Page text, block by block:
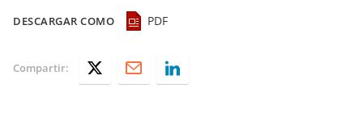
DESCARGAR COMO PDF
Compartir: